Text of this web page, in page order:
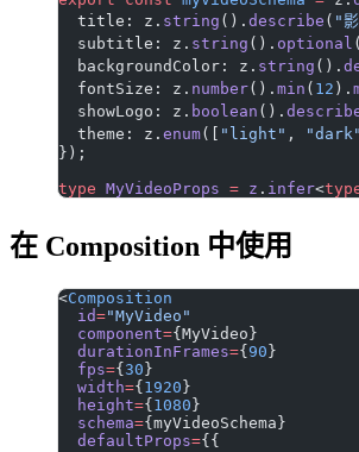
  title: z.
string (). describe ( "
  subtitle: z.
string (). optional
  backgroundColor: z.
string ().
  fontSize: z.
number(). min ( 12 ).
  showLogo: z.
boolean ().
  theme: z.
enum([ "light" , "dark"
});
type MyVideoProps = z . infer<
在 Composition 中使用
<Composition
  id
="MyVideo"
  component
={MyVideo}
  durationInFrames
={ 90 }
  fps
={ 30 }
  width
={ 1920 }
  height
={ 1080 }
  schema
={myVideoSchema}
  defaultProps
={{